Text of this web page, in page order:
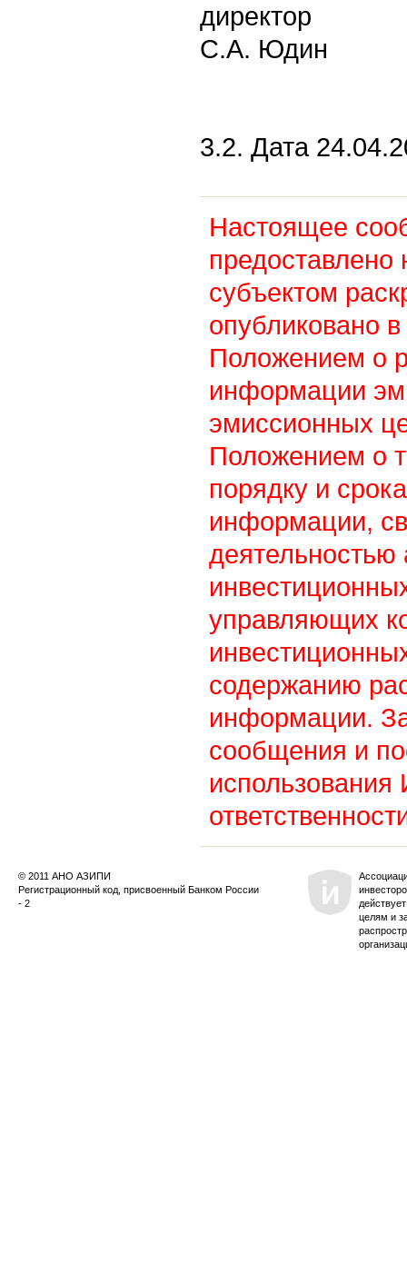
директор
С.А. Юдин
3.2. Дата
Настоящее
предоставлено
субъектом
опубликовано в
Положением о
информации
эмиссионных
Положением о
порядку и
информации,
управляющих
содержанию
информации.
сообщения и
© 2011 АНО АЗИПИ
Регистрационный код, присвоенный Банком России
- 2
целям и